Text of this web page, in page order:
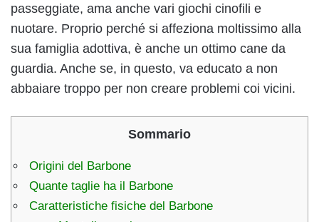
passeggiate, ama anche vari giochi cinofili e
nuotare. Proprio perché si affeziona moltissimo alla
sua famiglia adottiva, è anche un ottimo cane da
guardia. Anche se, in questo, va educato a non
abbaiare troppo per non creare problemi coi vicini.
Sommario
Origini del Barbone
Quante taglie ha il Barbone
Caratteristiche fisiche del Barbone